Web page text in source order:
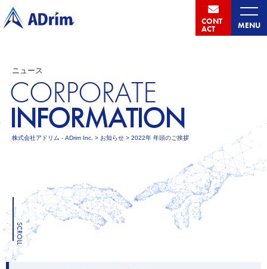
CONT
ACT MENU
ニュース
CORPORATE
INFORMATION
株式会社アドリム - ADrim Inc. > お知らせ > 2022年 年頭のご挨拶
SCROLL